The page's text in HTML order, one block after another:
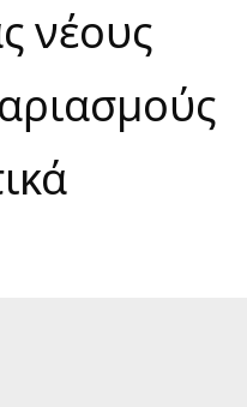
νέους